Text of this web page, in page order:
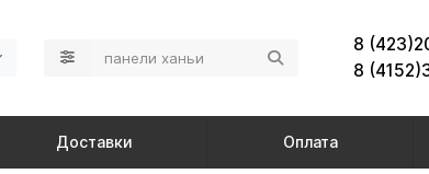
8
8
Доставки Оплата